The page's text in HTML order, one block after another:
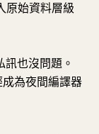
原始資料層級
也沒問題。
為夜間編譯器